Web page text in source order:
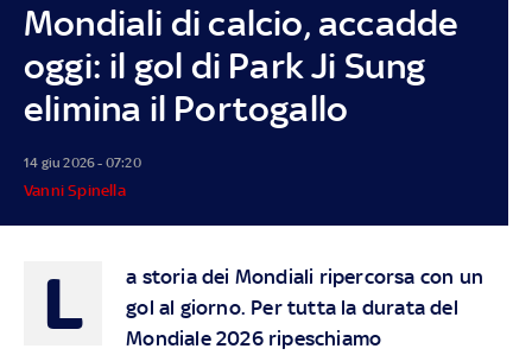
Mondiali di calcio, accadde
oggi: il gol di Park Ji Sung
elimina il Portogallo
14 giu 2026 - 07:20
Vanni Spinella
L
a storia dei Mondiali ripercorsa con un
gol al giorno. Per tutta la durata del
Mondiale 2026 ripeschiamo